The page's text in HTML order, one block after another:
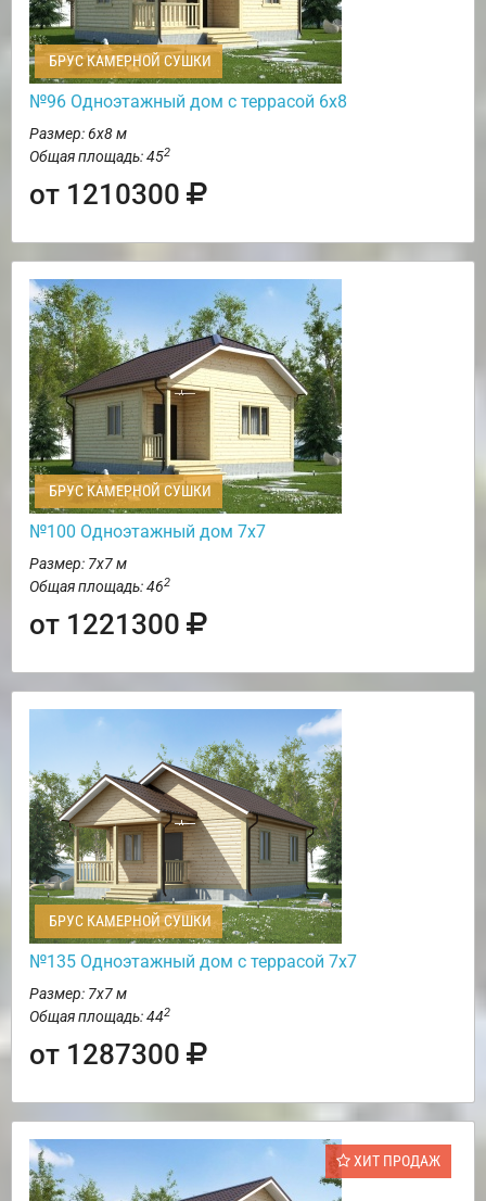
БРУС КАМЕРНОЙ СУШКИ
№96 Одноэтажный дом с террасой 6х8
Размер: 6х8 м
Общая площадь: 452
от 1210300
БРУС КАМЕРНОЙ СУШКИ
№100 Одноэтажный дом 7х7
Размер: 7х7 м
Общая площадь: 462
от 1221300
БРУС КАМЕРНОЙ СУШКИ
№135 Одноэтажный дом с террасой 7х7
Размер: 7х7 м
Общая площадь: 442
от 1287300
ХИТ ПРОДАЖ